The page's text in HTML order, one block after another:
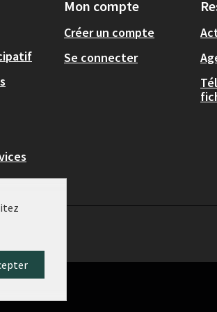
Mon compte
Créer un compte
Se connecter